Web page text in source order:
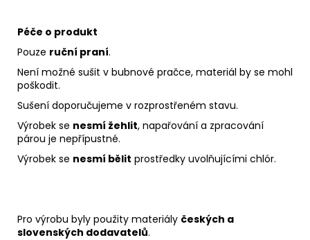
Péče o produkt
Pouze ruční praní.
Není možné sušit v bubnové pračce, materiál by se mohl
poškodit.
Sušení doporučujeme v rozprostřeném stavu.
Výrobek se nesmí žehlit, napařování a zpracování
párou je nepřípustné.
Výrobek se nesmí bělit prostředky uvolňujícími chlór.
Pro výrobu byly použity materiály českých a
slovenských dodavatelů.